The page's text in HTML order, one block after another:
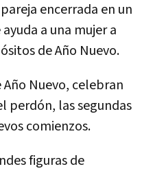
encerrada en un
a una mujer a
de Año Nuevo.
Nuevo, celebran
perdón, las segundas
comienzos.
figuras de